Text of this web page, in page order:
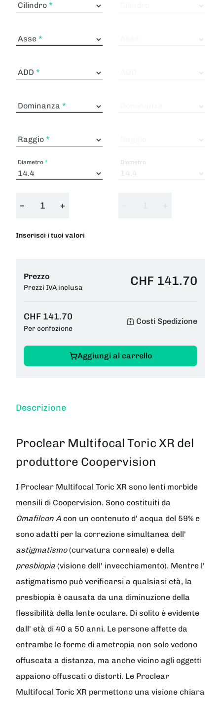
Cilindro
Asse
ADD
Dominanza
Raggio
Diametro
− +
Inserisci i tuoi valori
Diametro
Prezzo
Prezzi IVA inclusa CHF 141.70
CHF 141.70
Per confezione
Costi Spedizione
Aggiungi al carrello
Descrizione
Proclear Multifocal Toric XR del
produttore Coopervision
I Proclear Multifocal Toric XR sono lenti morbide
mensili di Coopervision. Sono costituiti da
Omafilcon A con un contenuto d' acqua del 59% e
sono adatti per la correzione simultanea dell'
astigmatismo(curvatura corneale) e della
presbiopia (visione dell' invecchiamento). Mentre l'
astigmatismo può verificarsi a qualsiasi età, la
presbiopia è causata da una diminuzione della
flessibilità della lente oculare. Di solito è evidente
dall' età di 40 a 50 anni. Le persone affette da
entrambe le forme di ametropia non solo vedono
offuscata a distanza, ma anche vicino agli oggetti
appaiono offuscati o distorti. Le Proclear
Multifocal Toric XR permettono una visione chiara